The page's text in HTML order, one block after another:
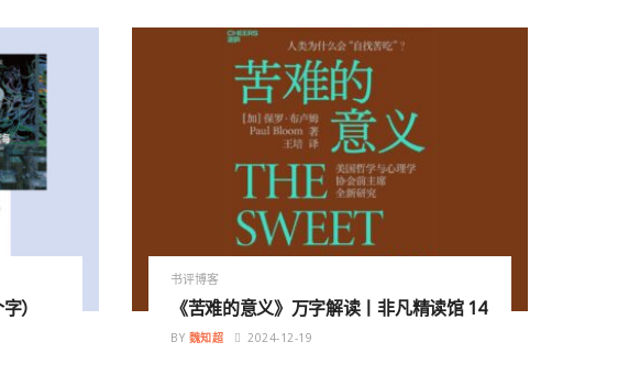
）
书评博客
《苦难的意义》万字解读丨非凡精读馆 14
BY 魏知超 2024-12-19